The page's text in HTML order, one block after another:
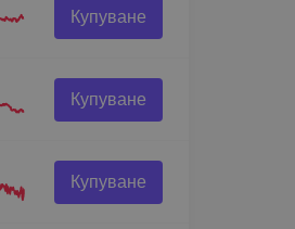
Купуване
Купуване
Купуване